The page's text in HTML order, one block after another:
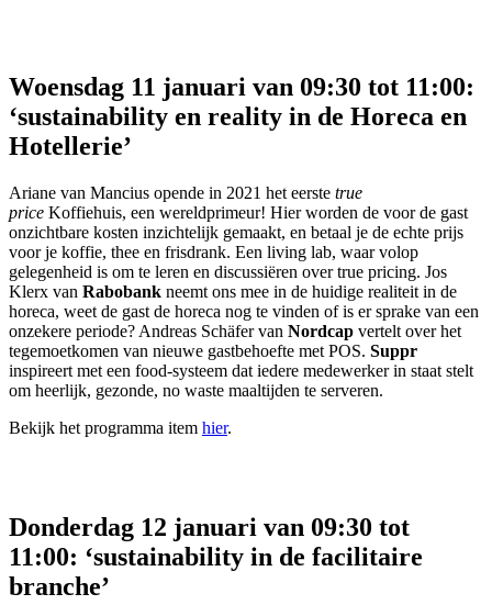
Woensdag 11 januari van 09:30 tot 11:00:
‘sustainability en reality in de Horeca en
Hotellerie’
Ariane van Mancius opende in 2021 het eerste true
price Koffiehuis, een wereldprimeur! Hier worden de voor de gast
onzichtbare kosten inzichtelijk gemaakt, en betaal je de echte prijs
voor je koffie, thee en frisdrank. Een living lab, waar volop
gelegenheid is om te leren en discussiëren over true pricing. Jos
Klerx van Rabobank neemt ons mee in de huidige realiteit in de
horeca, weet de gast de horeca nog te vinden of is er sprake van een
onzekere periode? Andreas Schäfer van Nordcap vertelt over het
tegemoetkomen van nieuwe gastbehoefte met POS. Suppr
inspireert met een food-systeem dat iedere medewerker in staat stelt
om heerlijk, gezonde, no waste maaltijden te serveren.
Bekijk het programma item hier.
Donderdag 12 januari van 09:30 tot
11:00: ‘sustainability in de facilitaire
branche’